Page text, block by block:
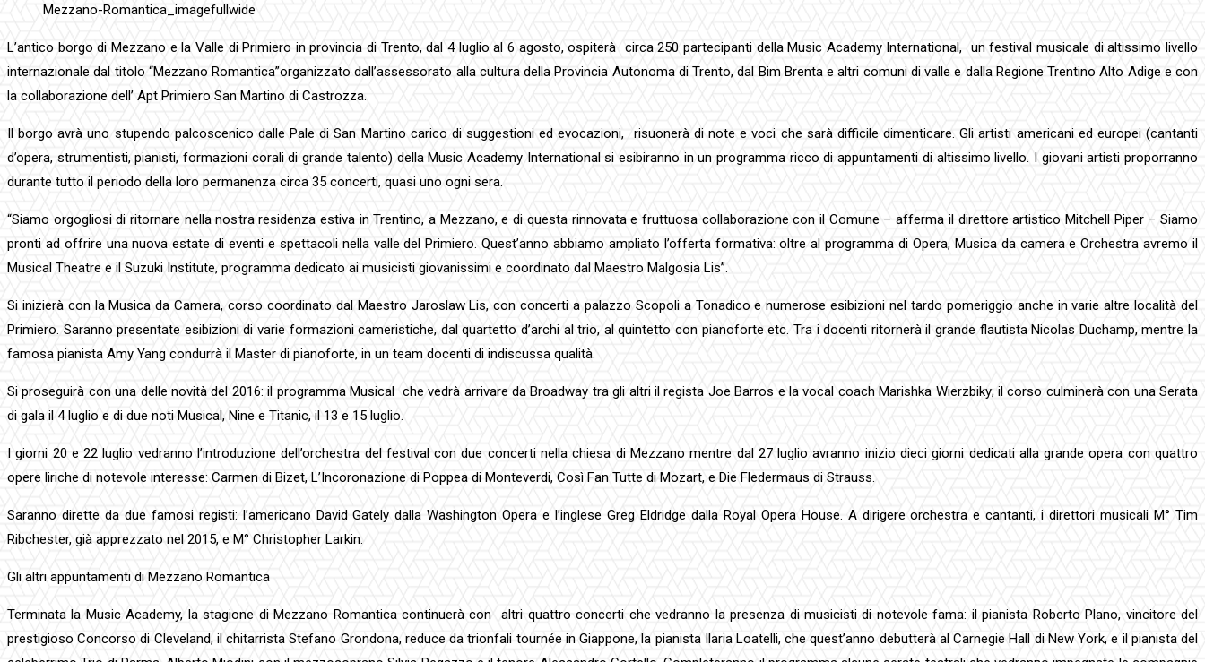
Mezzano-Romantica_imagefullwide
L’antico borgo di Mezzano e la Valle di Primiero in provincia di Trento, dal 4 luglio al 6 agosto, ospiterà circa 250 partecipanti della Music Academy International, un festival musicale di altissimo livello
internazionale dal titolo “Mezzano Romantica”organizzato dall’assessorato alla cultura della Provincia Autonoma di Trento, dal Bim Brenta e altri comuni di valle e dalla Regione Trentino Alto Adige e con
la collaborazione dell’ Apt Primiero San Martino di Castrozza.
Il borgo avrà uno stupendo palcoscenico dalle Pale di San Martino carico di suggestioni ed evocazioni, risuonerà di note e voci che sarà difficile dimenticare. Gli artisti americani ed europei (cantanti
d’opera, strumentisti, pianisti, formazioni corali di grande talento) della Music Academy International si esibiranno in un programma ricco di appuntamenti di altissimo livello. I giovani artisti proporranno
durante tutto il periodo della loro permanenza circa 35 concerti, quasi uno ogni sera.
“Siamo orgogliosi di ritornare nella nostra residenza estiva in Trentino, a Mezzano, e di questa rinnovata e fruttuosa collaborazione con il Comune – afferma il direttore artistico Mitchell Piper – Siamo
pronti ad offrire una nuova estate di eventi e spettacoli nella valle del Primiero. Quest’anno abbiamo ampliato l’offerta formativa: oltre al programma di Opera, Musica da camera e Orchestra avremo il
Musical Theatre e il Suzuki Institute, programma dedicato ai musicisti giovanissimi e coordinato dal Maestro Malgosia Lis”.
Si inizierà con la Musica da Camera, corso coordinato dal Maestro Jaroslaw Lis, con concerti a palazzo Scopoli a Tonadico e numerose esibizioni nel tardo pomeriggio anche in varie altre località del
Primiero. Saranno presentate esibizioni di varie formazioni cameristiche, dal quartetto d’archi al trio, al quintetto con pianoforte etc. Tra i docenti ritornerà il grande flautista Nicolas Duchamp, mentre la
famosa pianista Amy Yang condurrà il Master di pianoforte, in un team docenti di indiscussa qualità.
Si proseguirà con una delle novità del 2016: il programma Musical che vedrà arrivare da Broadway tra gli altri il regista Joe Barros e la vocal coach Marishka Wierzbiky; il corso culminerà con una Serata
di gala il 4 luglio e di due noti Musical, Nine e Titanic, il 13 e 15 luglio.
I giorni 20 e 22 luglio vedranno l’introduzione dell’orchestra del festival con due concerti nella chiesa di Mezzano mentre dal 27 luglio avranno inizio dieci giorni dedicati alla grande opera con quattro
opere liriche di notevole interesse: Carmen di Bizet, L’Incoronazione di Poppea di Monteverdi, Così Fan Tutte di Mozart, e Die Fledermaus di Strauss.
Saranno dirette da due famosi registi: l’americano David Gately dalla Washington Opera e l’inglese Greg Eldridge dalla Royal Opera House. A dirigere orchestra e cantanti, i direttori musicali M° Tim
Ribchester, già apprezzato nel 2015, e M° Christopher Larkin.
Gli altri appuntamenti di Mezzano Romantica
Terminata la Music Academy, la stagione di Mezzano Romantica continuerà con altri quattro concerti che vedranno la presenza di musicisti di notevole fama: il pianista Roberto Plano, vincitore del
prestigioso Concorso di Cleveland, il chitarrista Stefano Grondona, reduce da trionfali tournée in Giappone, la pianista Ilaria Loatelli, che quest’anno debutterà al Carnegie Hall di New York, e il pianista del